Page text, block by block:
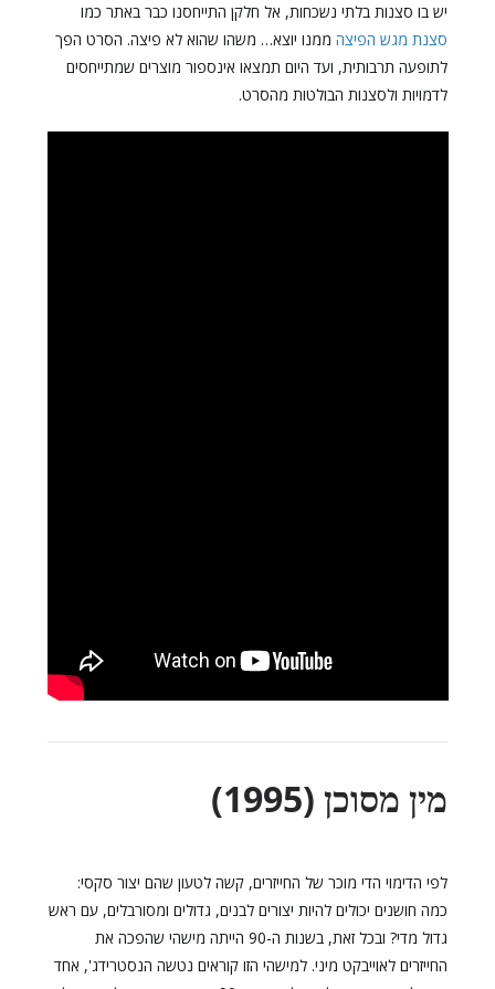
יש בו סצנות בלתי נשכחות, אל חלקן התייחסנו כבר באתר כמו
סצנת מגש הפיצהממנו יוצא… משהו שהוא לא פיצה. הסרט הפך
לתופעה תרבותית, ועד היום תמצאו אינספור מוצרים שמתייחסים
לדמויות ולסצנות הבולטות מהסרט.
מין מסוכן (1995)
לפי הדימוי הדי מוכר של החייזרים, קשה לטעון שהם יצור סקסי:
כמה חושנים יכולים להיות יצורים לבנים, גדולים ומסורבלים, עם ראש
גדול מדי? ובכל זאת, בשנות ה-90 הייתה מישהי שהפכה את
החייזרים לאוייבקט מיני. למישהי הזו קוראים נטשה הנסטרידג', אחד